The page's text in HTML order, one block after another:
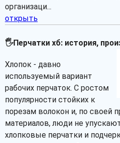
организаци...
открыть
🖐Перчатки хб: история,
Хлопок - давно
используемый вариант
рабочих перчаток. С ростом
популярности стойких к
порезам волокон и, по своей
материалов, люди не
хлопковые перчатки и